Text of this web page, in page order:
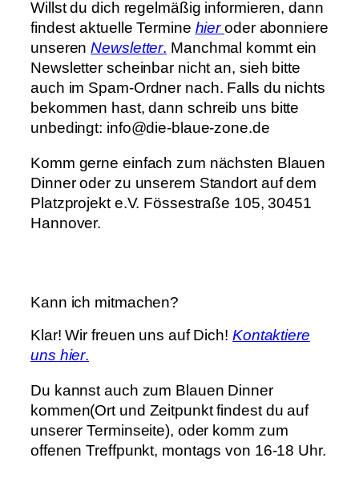
Willst du dich regelmäßig informieren, dann
findest aktuelle Termine hier oder abonniere
unserenNewsletter. Manchmal kommt ein
Newsletter scheinbar nicht an, sieh bitte
auch im Spam-Ordner nach. Falls du nichts
bekommen hast, dann schreib uns bitte
unbedingt: info@die-blaue-zone.de
Komm gerne einfach zum nächsten Blauen
Dinner oder zu unserem Standort auf dem
Platzprojekt e.V. Fössestraße 105, 30451
Hannover.
Kann ich mitmachen?
Klar! Wir freuen uns auf Dich! Kontaktiere
uns hier.
Du kannst auch zum Blauen Dinner
kommen(Ort und Zeitpunkt findest du auf
unserer Terminseite), oder komm zum
offenen Treffpunkt, montags von 16-18 Uhr.